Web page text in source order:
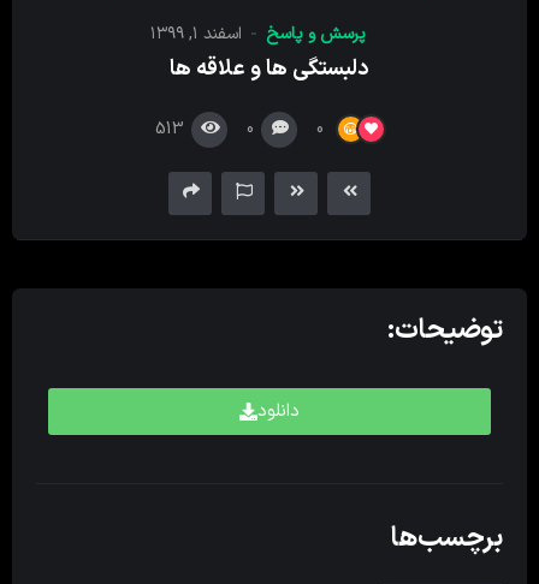
پرسش‌ و پاسخ اسفند ۱, ۱۳۹۹
دلبستگی ها و علاقه ها
0
0
513
توضیحات:
دانلود
برچسب‌ها